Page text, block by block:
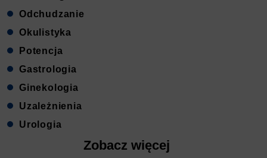
Odchudzanie
Okulistyka
Potencja
Gastrologia
Ginekologia
Uzależnienia
Urologia
Zobacz więcej